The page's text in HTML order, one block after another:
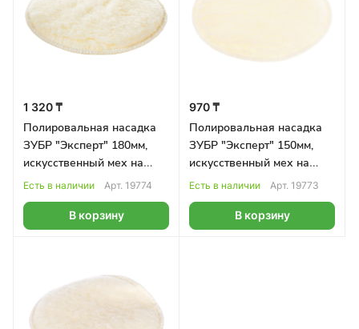
1 320 ₸
Полировальная насадка
ЗУБР "Эксперт" 180мм,
искусственный мех на
липучке
Есть в наличии Арт. 19774
В корзину
970 ₸
Полировальная насадка
ЗУБР "Эксперт" 150мм,
искусственный мех на
липучке
Есть в наличии Арт. 19773
В корзину